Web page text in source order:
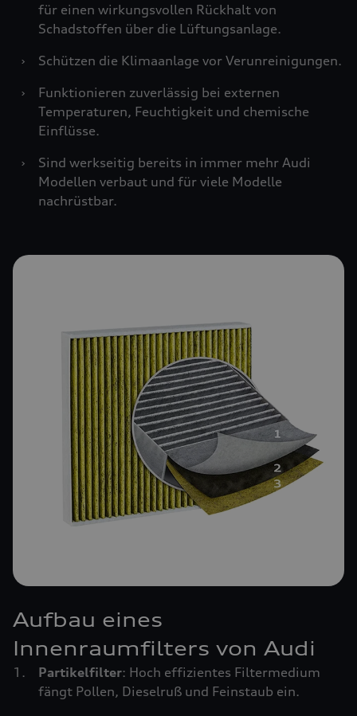
für einen wirkungsvollen Rückhalt von
Schadstoffen über die Lüftungsanlage.
›
Schützen die Klimaanlage vor Verunreinigungen.
›
Funktionieren zuverlässig bei externen
Temperaturen, Feuchtigkeit und chemische
Einflüsse.
›
Sind werkseitig bereits in immer mehr Audi
Modellen verbaut und für viele Modelle
nachrüstbar.
Aufbau eines
Innenraumfilters von Audi
Partikelfilter: Hoch effizientes Filtermedium
fängt Pollen, Dieselruß und Feinstaub ein.